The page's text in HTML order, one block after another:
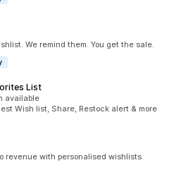
We remind them. You get the sale.
List
available
Wish list, Share, Restock alert & more
revenue with personalised wishlists